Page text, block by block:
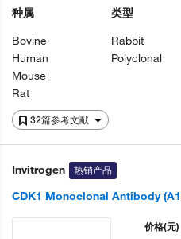
32篇参考文献
种属
Bovine
Human
Mouse
Rat
类型
Rabbit
Polyclonal
Invitrogen 热销产品
CDK1 Monoclonal Antibody
价格(元)